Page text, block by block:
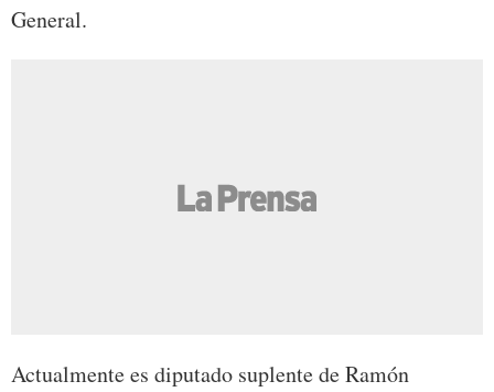
General.
Actualmente es diputado suplente de Ramón